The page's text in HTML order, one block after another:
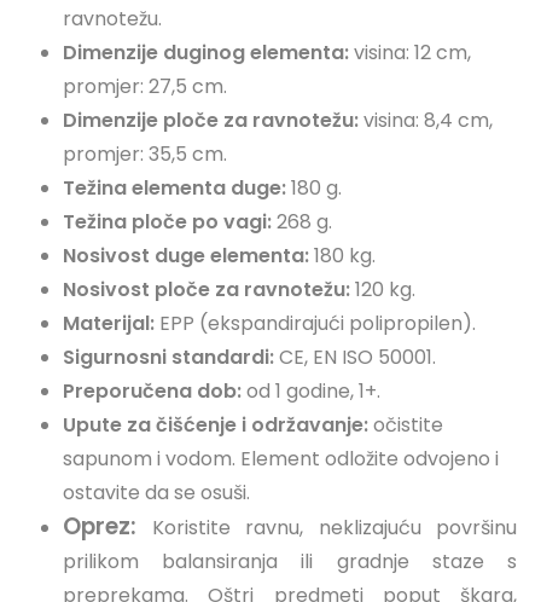
ravnotežu.
Dimenzije duginog elementa:visina: 12 cm,
promjer: 27,5 cm.
Dimenzije ploče za ravnotežu:visina: 8,4 cm,
promjer: 35,5 cm.
Težina elementa duge:180 g.
Težina ploče po vagi:268 g.
Nosivost duge elementa:180 kg.
Nosivost ploče za ravnotežu:120 kg.
Materijal: EPP (ekspandirajući polipropilen).
Sigurnosni standardi:CE, EN ISO 50001.
Preporučena dob:od 1 godine, 1+.
Upute za čišćenje i održavanje:očistite
sapunom i vodom. Element odložite odvojeno i
ostavite da se osuši.
Oprez:
Koristite ravnu, neklizajuću površinu
prilikom balansiranja ili gradnje staze s
preprekama. Oštri predmeti poput škara,